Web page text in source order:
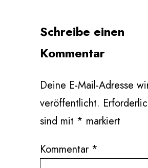
Schreibe einen
Kommentar
Deine E-Mail-Adresse
veröffentlicht.
sind mit * markiert
Kommentar *